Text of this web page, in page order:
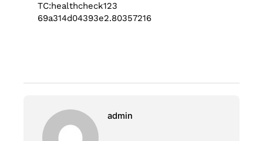
TC:healthcheck123
69a314d04393e2.80357216
admin